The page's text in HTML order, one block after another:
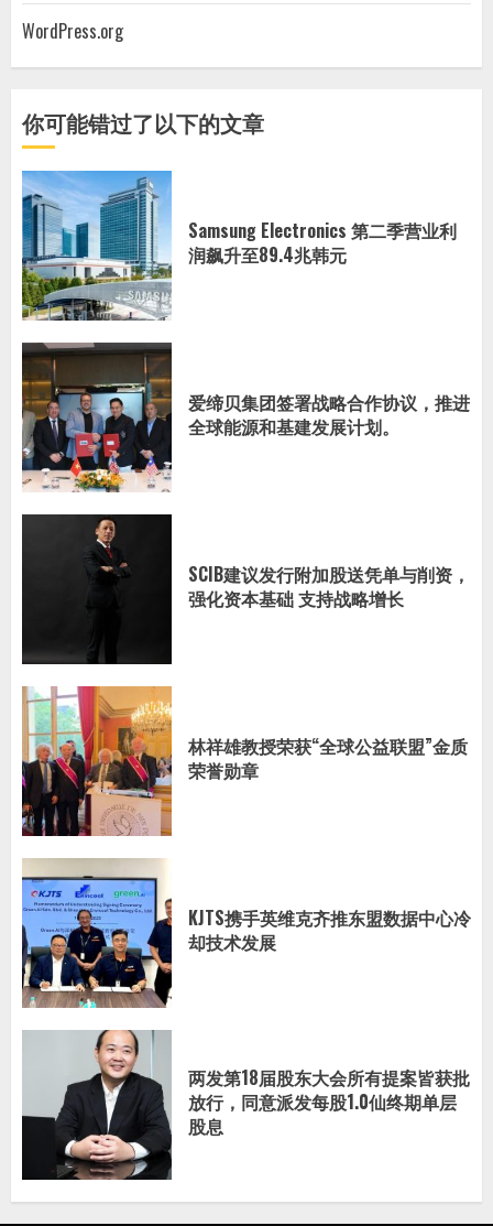
WordPress.org
你可能错过了以下的文章
Samsung Electronics 第二季营业利
润飙升至89.4兆韩元
爱缔贝集团签署战略合作协议，推进
全球能源和基建发展计划。
SCIB建议发行附加股送凭单与削资，
强化资本基础 支持战略增长
林祥雄教授荣获“全球公益联盟”金质
荣誉勋章
KJTS携手英维克齐推东盟数据中心冷
却技术发展
两发第18届股东大会所有提案皆获批
放行，同意派发每股1.0仙终期单层
股息